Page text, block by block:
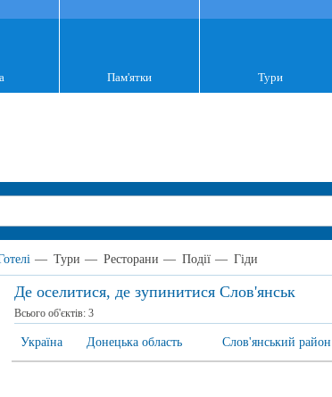
Пам'ятки Тури
— Тури — Ресторани — Події — Гіди
Де оселитися, де зупинитися Слов'янськ
Всього об'єктів: 3
Україна Донецька область Слов'янський район